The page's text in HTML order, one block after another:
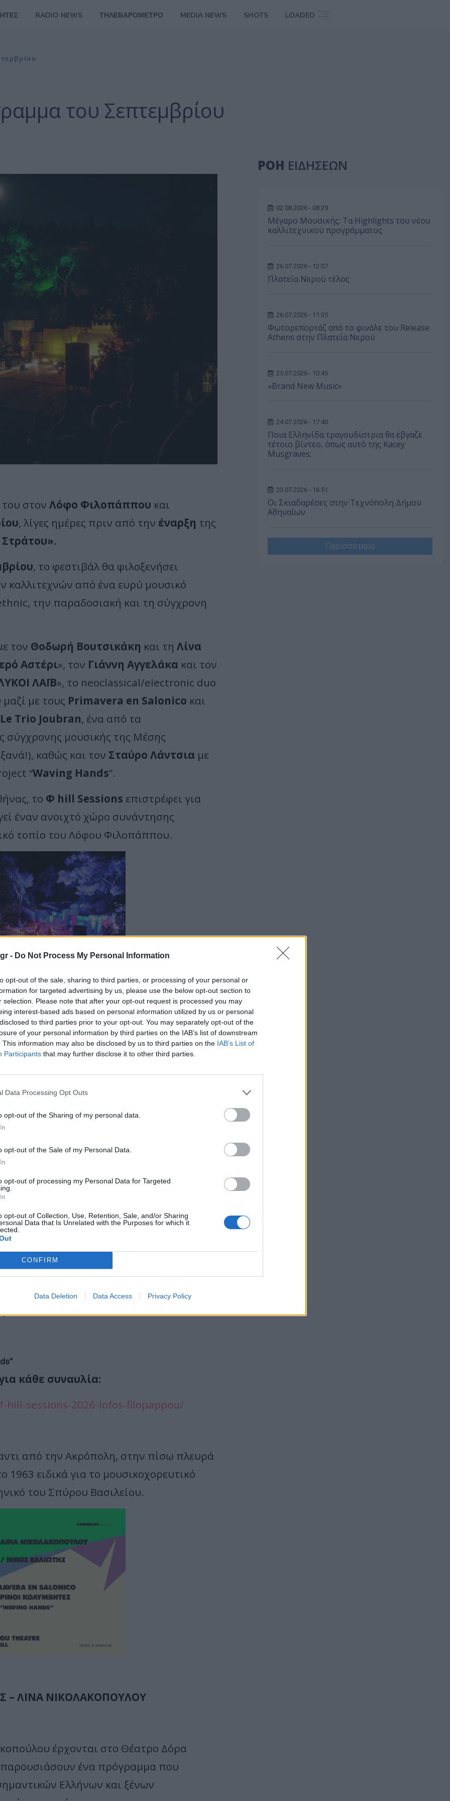
- Do Not Process My Personal Information
opt-out of the sale, sharing to third parties, or processing of your personal or
for targeted advertising by us, please use the below opt-out section to
selection. Please note that after your opt-out request is processed you may
interest-based ads based on personal information utilized by us or personal
to third parties prior to your opt-out. You may separately opt-out of the
of your personal information by third parties on the IAB’s list of downstream
This information may also be disclosed by us to third parties on the IAB’s List of
Participants that may further disclose it to other third parties.
Data Processing Opt Outs
opt-out of the Sharing of my personal data.
opt-out of the Sale of my Personal Data.
opt-out of processing my Personal Data for Targeted
opt-out of Collection, Use, Retention, Sale, and/or Sharing
Data that Is Unrelated with the Purposes for which it
CONFIRM
Data Deletion Data Access Privacy Policy
RADIO NEWS ΤΗΛΕΒΑΡΟΜΕΤΡΟ MEDIA NEWS SHOTS LOADED
του Σεπτεμβρίου
του στον Λόφο Φιλοπάππου και
, λίγες ημέρες πριν από την έναρξη της
, το φεστιβάλ θα φιλοξενήσει
καλλιτεχνών από ένα ευρύ μουσικό
την παραδοσιακή και τη σύγχρονη
τον Θοδωρή Βουτσικάκη και τη Λίνα
Αστέρι», τον Γιάννη Αγγελάκα και τον
ΛΑΪΒ», το neoclassical/electronic duo
μαζί με τους Primavera en Salonico και
Le Trio Joubran, ένα από τα
μουσικής της Μέσης
καθώς και τον Σταύρο Λάντσια με
“Waving Hands”.
το Φ hill Sessions επιστρέφει για
έναν ανοιχτό χώρο συνάντησης
τοπίο του Λόφου Φιλοπάππου.
Guest:
Bros
«Τυχερό Αστέρι»
– «ΛΥΚΟΙ ΛΑΪΒ»
LamiaBediοui
κάθε συναυλία:
sessions-2026-lofos-filopappou/
από την Ακρόπολη, στην πίσω πλευρά
ειδικά για το μουσικοχορευτικό
του Σπύρου Βασιλείου.
– ΛΙΝΑ ΝΙΚΟΛΑΚΟΠΟΥΛΟΥ
έρχονται στο Θέατρο Δόρα
ένα πρόγραμμα που
Ελλήνων και ξένων
ΡΟΗ ΕΙΔΗΣΕΩΝ
02.08.2026 - 08:29
Μέγαρο Μουσικής: Τα Highlights του νέου
καλλιτεχνικού προγράμματος
26.07.2026 - 12:07
Πλατεία Νερού τέλος
26.07.2026 - 11:35
Φωτορεπορτάζ από το φινάλε του Release
Athens στην Πλατεία Νερού
25.07.2026 - 10:45
«Brand New Music»
24.07.2026 - 17:40
Ποια Ελληνίδα τραγουδίστρια θα έβγαζε
τέτοιο βίντεο, όπως αυτό της Kacey
Musgraves;
23.07.2026 - 16:51
Οι Σκιαδαρέσες στην Τεχνόπολη Δήμου
Αθηναίων
Περισσότερα